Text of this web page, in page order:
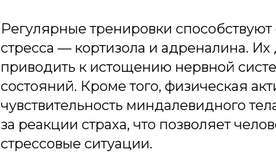
Регулярные тренировки
стресса — кортизола и адреналина.
приводить к истощению нервной
состояний. Кроме того, физическая
чувствительность миндалевидного
за реакции страха, что позволяет
стрессовые ситуации.